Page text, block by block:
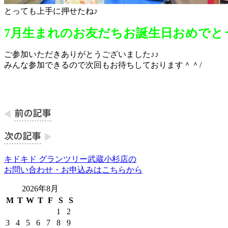
とっても上手に押せたね♪
7月生まれのお友だちお誕生日おめでと
ご参加いただきありがとうございました♪♪
みんな参加できるので次回もお待ちしております＾＾/
キドキド グランツリー武蔵小杉店の
お問い合わせ・お申込みはこちらから
2026年8月
M T W T F S
S
1
2
3
4 5 6 7 8 9